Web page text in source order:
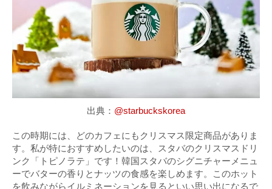
出典： @starbuckskorea
この時期には、どのカフェにもクリスマス限定商品がありま
す。私が特におすすめしたいのは、スタバのクリスマスドリ
ンク「トピノラテ」です！韓国スタバのシグニチャーメニュ
ーでバターの香りとナッツの食感を楽しめます。このホット
を飲みながらイルミネーションを見るといい思い出になるで